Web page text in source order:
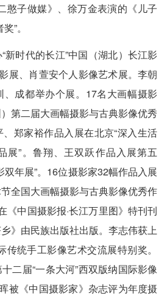
憨子做媒》、徐万金表演的《儿子
”。
“新时代的长江”中国（湖北）长江影
展、肖萱安个人影像艺术展。李朝
、成都举办个展。17名大画幅摄影
第二届大画幅摄影与古典影像优秀
郑家裕作品入展在北京“深入生活
展”。鲁翔、王双跃作品入展第五
双年展”。16位摄影家32幅作品入展
全国大画幅摄影与古典影像优秀作
《中国摄影报·长江万里图》特刊刊
》由民族出版社出版。李志伟获上
传统手工影像艺术交流展特别奖。
二届“一条大河”西双版纳国际影像
被《中国摄影家》杂志评为年度摄